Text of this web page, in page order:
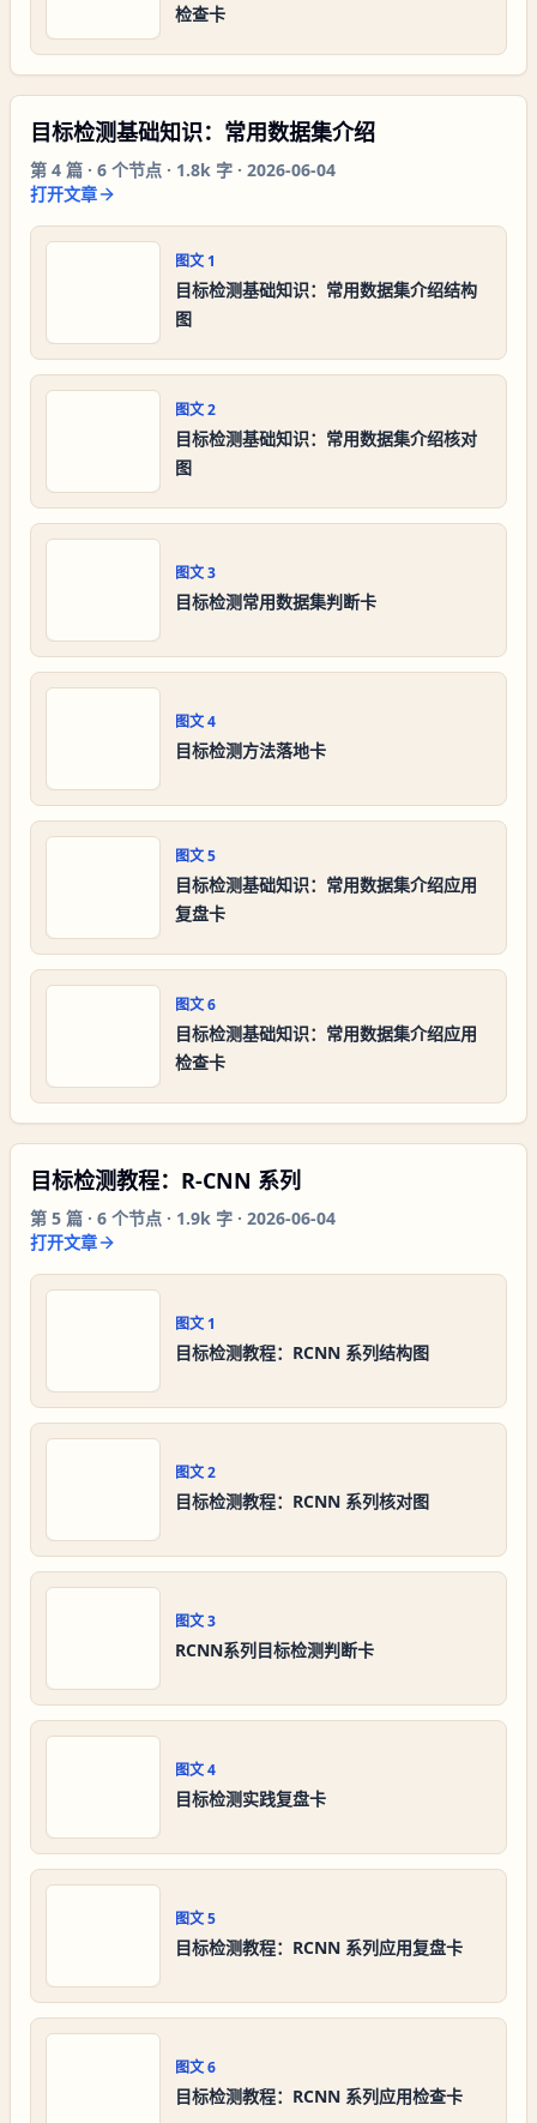
检查卡
目标检测基础知识：常用数据集介绍
第 4 篇 · 6 个节点 · 1.8k 字 · 2026-06-04
打开文章
图文 1
目标检测基础知识：常用数据集介绍结构
图
图文2
目标检测基础知识：常用数据集介绍核对
图
图文3
目标检测常用数据集判断卡
图文4
目标检测方法落地卡
图文5
目标检测基础知识：常用数据集介绍应用
复盘卡
图文6
目标检测基础知识：常用数据集介绍应用
检查卡
目标检测教程：R-CNN 系列
第 5 篇 · 6 个节点 · 1.9k 字 · 2026-06-04
打开文章
图文 1
目标检测教程：RCNN 系列结构图
图文2
目标检测教程：RCNN 系列核对图
图文3
RCNN系列目标检测判断卡
图文4
目标检测实践复盘卡
图文5
目标检测教程：RCNN 系列应用复盘卡
图文6
目标检测教程：RCNN 系列应用检查卡